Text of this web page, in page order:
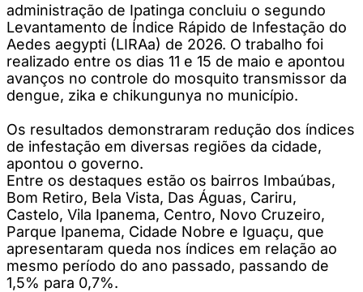
administração de Ipatinga concluiu o segundo
Levantamento de Índice Rápido de Infestação do
Aedes aegypti (LIRAa) de 2026. O trabalho foi
realizado entre os dias 11 e 15 de maio e apontou
avanços no controle do mosquito transmissor da
dengue, zika e chikungunya no município.
Os resultados demonstraram redução dos índices
de infestação em diversas regiões da cidade,
apontou o governo.
Entre os destaques estão os bairros Imbaúbas,
Bom Retiro, Bela Vista, Das Águas, Cariru,
Castelo, Vila Ipanema, Centro, Novo Cruzeiro,
Parque Ipanema, Cidade Nobre e Iguaçu, que
apresentaram queda nos índices em relação ao
mesmo período do ano passado, passando de
1,5% para 0,7%.